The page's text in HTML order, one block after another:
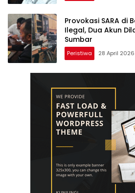
Provokasi SARA di
Ilegal, Dua Akun
Sumbar
Peristiwa 28 April 2026